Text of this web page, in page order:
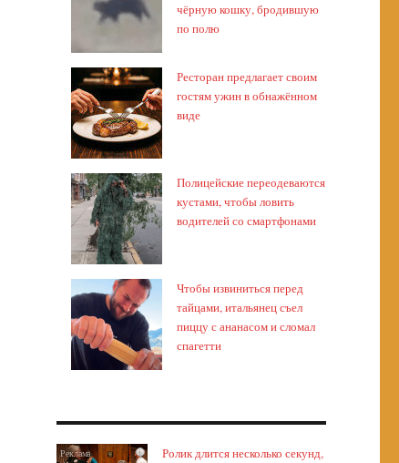
чёрную кошку, бродившую
по полю
Ресторан предлагает своим
гостям ужин в обнажённом
виде
Полицейские переодеваются
кустами, чтобы ловить
водителей со смартфонами
Чтобы извиниться перед
тайцами, итальянец съел
пиццу с ананасом и сломал
спагетти
i
Ролик длится несколько секунд,